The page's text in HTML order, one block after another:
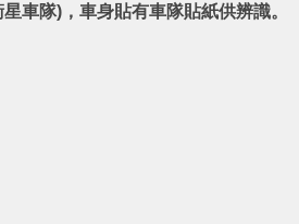
車隊)，車身貼有車隊貼紙供辨識。